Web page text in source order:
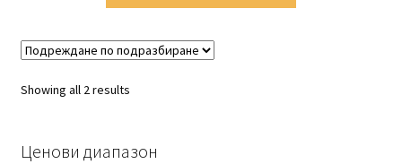
Showing all 2 results
Ценови диапазон